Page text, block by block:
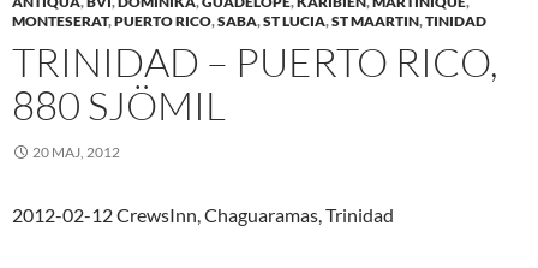
MONTESERAT,PUERTO RICO,SABA,ST LUCIA,ST MAARTIN,TINIDAD
TRINIDAD – PUERTO RICO,
880 SJÖMIL
20 MAJ, 2012
2012-02-12 CrewsInn, Chaguaramas, Trinidad